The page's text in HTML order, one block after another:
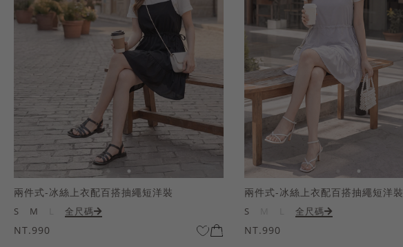
兩件式-冰絲上衣配百搭抽繩短洋裝
S M 全尺碼
NT.990
兩件式-冰絲上衣配百搭抽繩短洋裝
S 全尺碼
NT.990